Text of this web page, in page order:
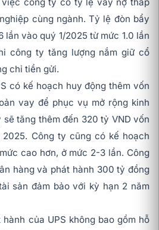
cùng ngành. Tỷ lệ đòn bẩy
lần vào quý 1/2025 từ mức 1.0 lần
công ty tăng lượng nắm giữ cổ
chỉ tiền gửi.
có kế hoạch huy động thêm vốn
vay để phục vụ mở rộng kinh
tăng thêm đến 320 tỷ VND vốn
Công ty cũng có kế hoạch
cao hơn, ở mức 2-3 lần. Công
hàng và phát hành 300 tỷ đồng
sản đảm bảo với kỳ hạn 2 năm
của UPS không bao gồm hỗ